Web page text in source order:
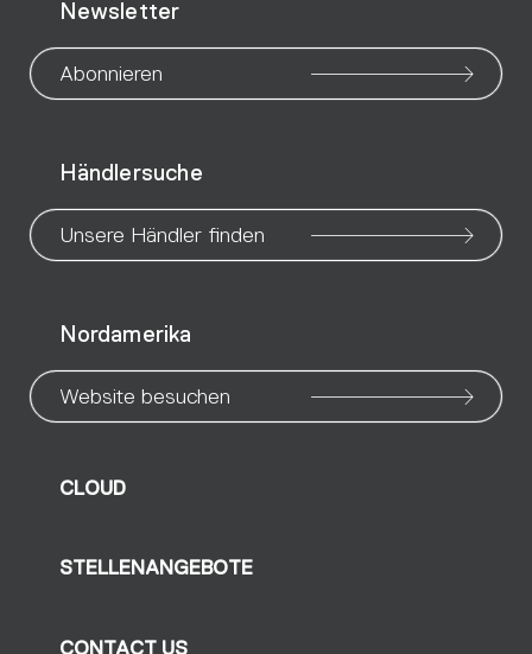
to
our
page
to
our
page
to
our
page
to
our
page
to
our
page
to
our
page
to
Newsletter
Abonnieren
Händlersuche
Unsere Händler finden
Nordamerika
Website besuchen
CLOUD
STELLENANGEBOTE
CONTACT US